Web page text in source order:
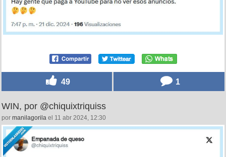
49 1
WIN, por @chiquixtriquiss
por manilagorila el 11 abr 2024, 12:30